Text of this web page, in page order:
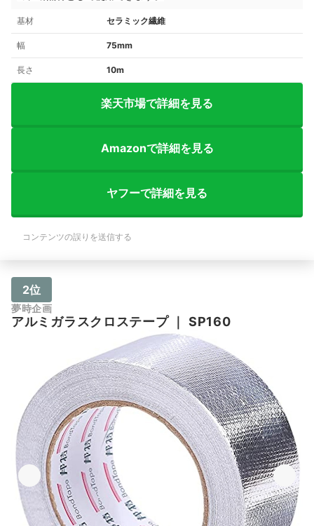
基材 セラミック繊維
幅 75mm
長さ 10m
楽天市場で詳細を見る
Amazonで詳細を見る
ヤフーで詳細を見る
コンテンツの誤りを送信する
2位
夢時企画
アルミガラスクロステープ ｜ SP160